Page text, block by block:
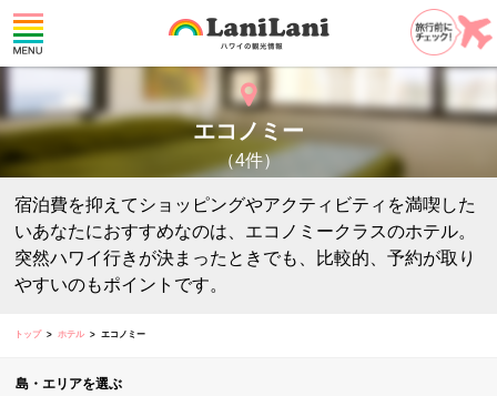
エコノミー
（4件）
宿泊費を抑えてショッピングやアクティビティを満喫した
いあなたにおすすめなのは、エコノミークラスのホテル。
突然ハワイ行きが決まったときでも、比較的、予約が取り
やすいのもポイントです。
トップ ホテル エコノミー
島・エリアを選ぶ